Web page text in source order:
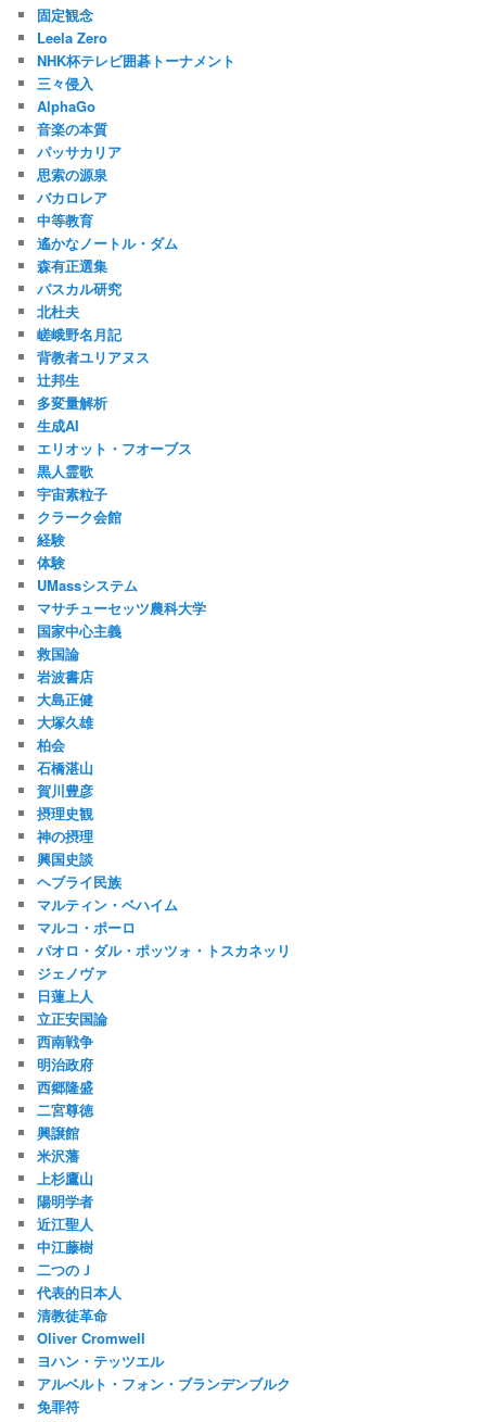
固定観念
Leela Zero
NHK杯テレビ囲碁トーナメント
三々侵入
AlphaGo
音楽の本質
パッサカリア
思索の源泉
バカロレア
中等教育
遙かなノートル・ダム
森有正選集
パスカル研究
北杜夫
嵯峨野名月記
背教者ユリアヌス
辻邦生
多変量解析
生成AI
エリオット・フオーブス
黒人霊歌
宇宙素粒子
クラーク会館
経験
体験
UMassシステム
マサチューセッツ農科大学
国家中心主義
救国論
岩波書店
大島正健
大塚久雄
柏会
石橋湛山
賀川豊彦
摂理史観
神の摂理
興国史談
ヘブライ民族
マルティン・ベハイム
マルコ・ポーロ
パオロ・ダル・ポッツォ・トスカネッリ
ジェノヴァ
日蓮上人
立正安国論
西南戦争
明治政府
西郷隆盛
二宮尊徳
興譲館
米沢藩
上杉鷹山
陽明学者
近江聖人
中江藤樹
二つのＪ
代表的日本人
清教徒革命
Oliver Cromwell
ヨハン・テッツエル
アルベルト・フォン・ブランデンブルク
免罪符